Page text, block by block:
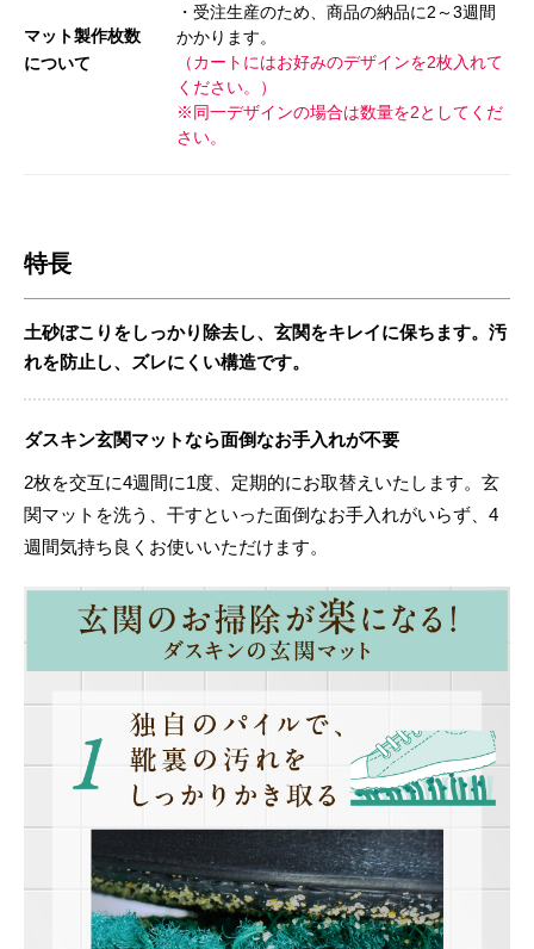
マット製作枚数
について
・受注生産のため、商品の納品に2～3週間
かかります。
（カートにはお好みのデザインを2枚入れて
ください。）
※同一デザインの場合は数量を2としてくだ
さい。
特長
土砂ぼこりをしっかり除去し、玄関をキレイに保ちます。汚
れを防止し、ズレにくい構造です。
ダスキン玄関マットなら面倒なお手入れが不要
2枚を交互に4週間に1度、定期的にお取替えいたします。玄
関マットを洗う、干すといった面倒なお手入れがいらず、4
週間気持ち良くお使いいただけます。